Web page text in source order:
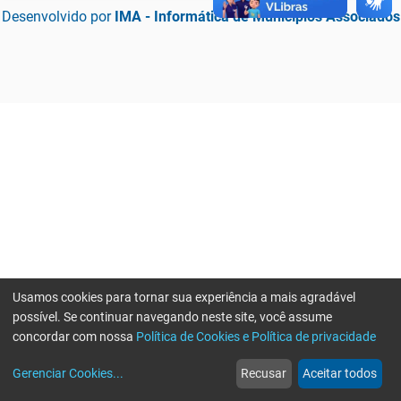
Desenvolvido por IMA - Informática de Municípios Associados
web
Notícias
more_horiz
Mais
Usamos cookies para tornar sua experiência a mais agradável
possível. Se continuar navegando neste site, você assume
concordar com nossa Política de Cookies e Política de privacidade
Gerenciar Cookies... Recusar Aceitar todos
Erro ao enviar informações, por favor tente novamente